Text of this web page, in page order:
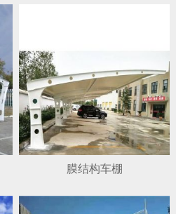
1 2 3 4
膜结构车棚